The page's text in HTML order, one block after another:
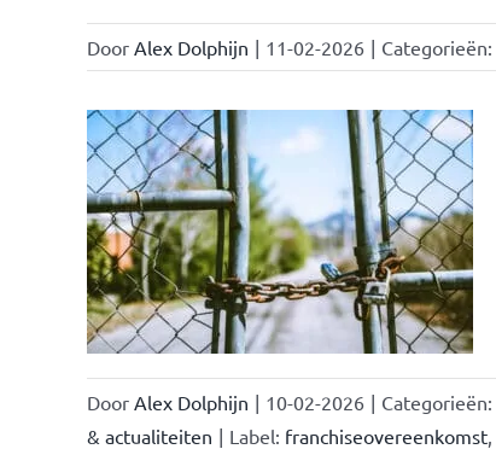
Door Alex Dolphijn | 11-02-2026 | Categorieën:
Door Alex Dolphijn | 10-02-2026 | Categorieën:
& actualiteiten | Label: franchiseovereenkomst,